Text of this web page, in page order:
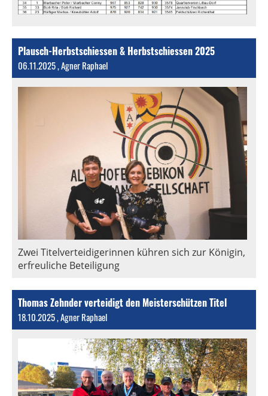
Plausch-Herbstschiessen & Herbstschiessen 2025
06.11.2025, Agner Raphael
Zwei Titelverteidigerinnen kühren sich zur Königin,
erfreuliche Beteiligung
Thomas Zehnder verteidigt den Meisterschützen Titel
18.10.2025, Agner Raphael